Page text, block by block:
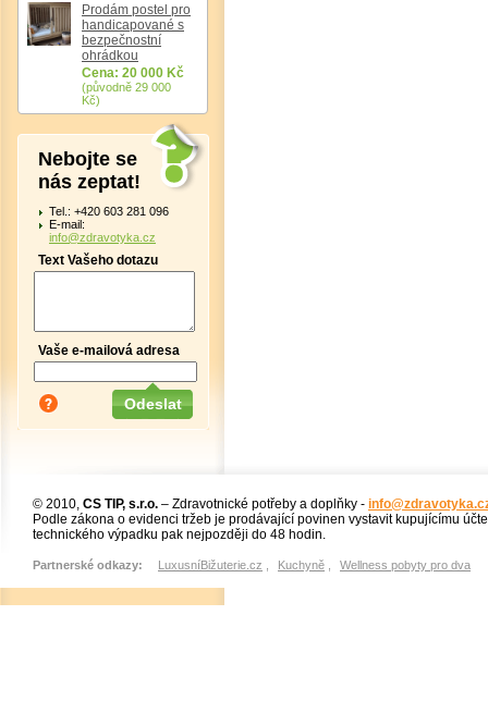
Prodám postel pro
handicapované s
bezpečnostní
ohrádkou
Cena: 20 000 Kč
(původně 29 000
Kč)
Nebojte se
nás zeptat!
Tel.: +420 603 281 096
E-mail:
info@zdravotyka.cz
Text Vašeho dotazu
Vaše e-mailová adresa
© 2010, CS TIP, s.r.o. – Zdravotnické potřeby a doplňky -
Podle zákona o evidenci tržeb je prodávající povinen vystavit kupujícímu
technického výpadku pak nejpozději do 48 hodin.
Partnerské odkazy: LuxusníBižuterie.cz Kuchyně Wellness pobyty pro dva